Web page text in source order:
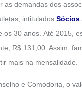
as demandas dos
intitulados Sócios
os 30 anos. Até 2015,
R$ 131,00. Assim,
mais na mensalidade.
e Comodoria, o